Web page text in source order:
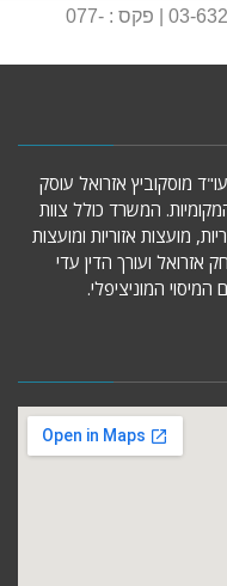
מנורת המאור 2 בתל אביב טלפון :03-6326000 | פקס : 077-
מוסקוביץ אזרואל עוסק
המשרד כולל צוות
מועצות אזוריות ומועצות
אזרואל ועורך הדין עדי
המוניציפלי.